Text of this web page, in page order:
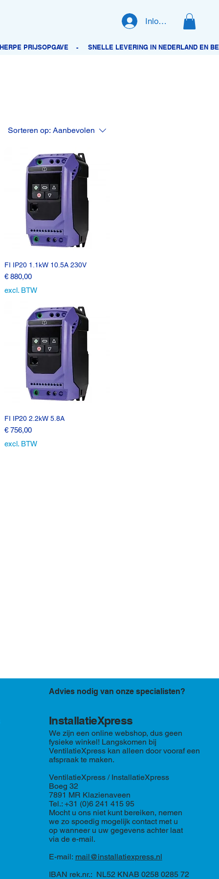
Inloggen
Sorteren op: Aanbevolen
FI IP20 1.1kW 10.5A 230V
Prijs
€ 880,00
excl. BTW
FI IP20 2.2kW 5.8A
Prijs
€ 756,00
excl. BTW
Advies nodig van onze specialisten?
We zijn een online webshop, dus geen
fysieke winkel! Langskomen bij
VentilatieXpress kan alleen door vooraf een
afspraak te maken.
VentilatieXpress / InstallatieXpress
Boeg 32
7891 MR Klazienaveen
Tel.: +31 (0)6 241 415 95
Mocht u ons niet kunt bereiken, nemen
we zo spoedig mogelijk contact met u
op wanneer u uw gegevens achter laat
via de e-mail.
E-mail: mail@installatiexpress.nl
IBAN rek.nr.: NL52 KNAB 0258 0285 72
InstallatieXpress